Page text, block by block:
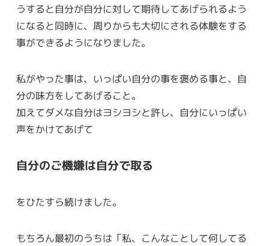
うすると自分が自分に対して期待してあげられるよう
になると同時に、周りからも大切にされる体験をする
事ができるようになりました。
私がやった事は、いっぱい自分の事を褒める事と、自
分の味方をしてあげること。
加えてダメな自分はヨシヨシと許し、自分にいっぱい
声をかけてあげて
自分のご機嫌は自分で取る
をひたすら続けました。
もちろん最初のうちは「私、こんなことして何してる